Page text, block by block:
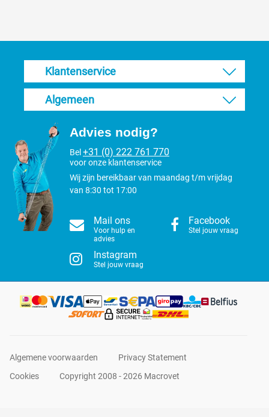
Klantenservice
Algemeen
Advies nodig?
Bel +31 (0) 222 761 770
voor onze klantenservice
Wij zijn bereikbaar van maandag t/m vrijdag
van 8:30 tot 17:00
Mail ons
Voor hulp en
advies
Facebook
Stel jouw vraag
Instagram
Stel jouw vraag
Algemene voorwaarden
Privacy Statement
Cookies
Copyright 2008 - 2026 Macrovet